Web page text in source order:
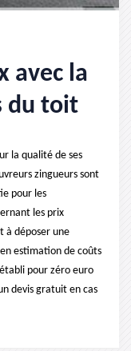
avec la
du toit
la qualité de ses
zingueurs sont
pour les
les prix
à déposer une
estimation de coûts
pour zéro euro
devis gratuit en cas